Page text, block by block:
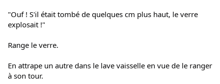
"Ouf ! S'il était tombé de quelques cm plus haut, le verre
explosait !"
Range le verre.
En attrape un autre dans le lave vaisselle en vue de le ranger
à son tour.